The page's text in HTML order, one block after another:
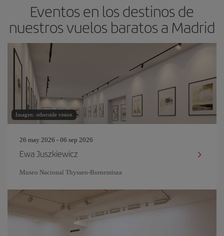
Eventos en los destinos de
nuestros vuelos baratos a Madrid
Imagen: otherside vision
26 may 2026 - 06 sep 2026
Ewa Juszkiewicz
Museo Nacional Thyssen-Bornemisza